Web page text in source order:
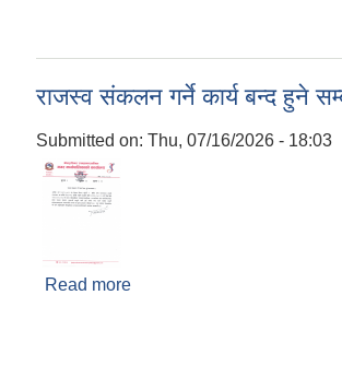
राजस्व संकलन गर्ने कार्य बन्द हुने
Submitted on: Thu, 07/16/2026 - 18:03
Read more